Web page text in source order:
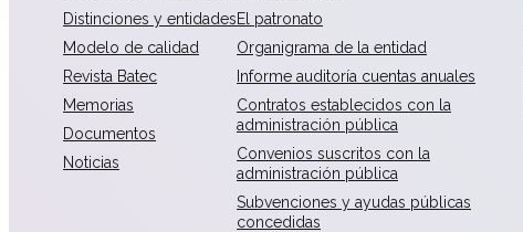
Distinciones y entidades
Modelo de calidad
Revista Batec
Memorias
Documentos
Noticias
El patronato
Organigrama de la entidad
Informe auditoría cuentas anuales
Contratos establecidos con la
administración pública
Convenios suscritos con la
administración pública
Subvenciones y ayudas públicas
concedidas